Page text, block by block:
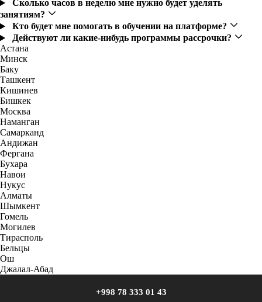
Сколько часов в неделю мне нужно будет уделять
занятиям?
Кто будет мне помогать в обучении на платформе?
Действуют ли какие-нибудь программы рассрочки?
Астана
Минск
Баку
Ташкент
Кишинев
Бишкек
Москва
Наманган
Самарканд
Андижан
Фергана
Бухара
Навои
Нукус
Алматы
Шымкент
Гомель
Могилев
Тирасполь
Бельцы
Ош
Джалал-Абад
+998 78 333 01 43